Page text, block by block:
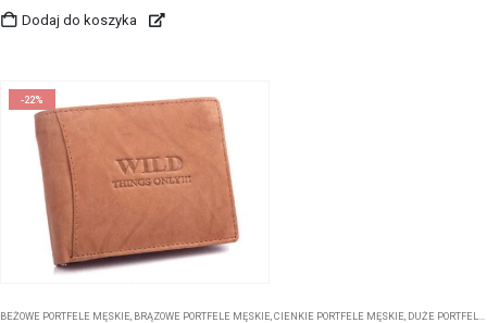
Dodaj do koszyka
-22%
BEŻOWE PORTFELE MĘSKIE BRĄZOWE PORTFELE MĘSKIE CIENKIE PORTFELE MĘSKIE DUŻE PORTFELE MĘSKIE